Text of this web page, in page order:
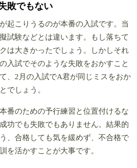
敗でもない
起こりうるのが本番の入試です。当
試験などとは違います。もし落ちて
は大きかったでしょう。しかしそれ
入試でそのような失敗をおかすこと
、2月の入試でA君が同じミスをおか
でしょう。
番のための予行練習と位置付けるな
功でも失敗でもありません。結果的
、合格しても気を緩めず、不合格で
を活かすことが大事です。